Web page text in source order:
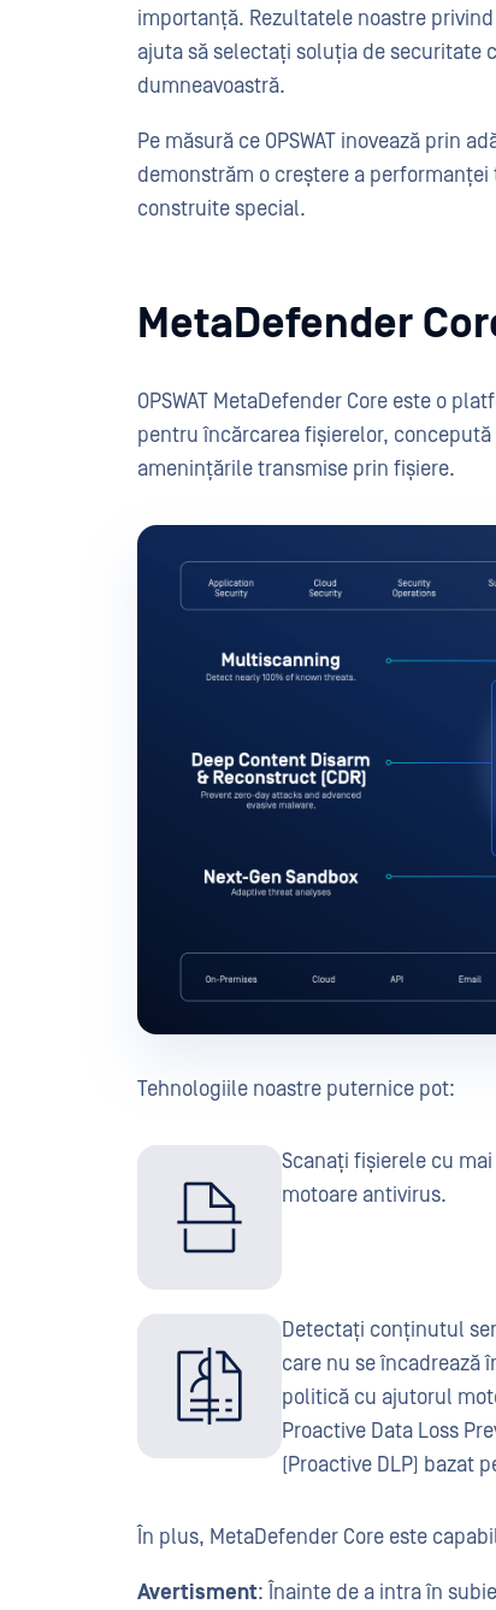
importanță. Rezultatele noastre
ajuta să selectați soluția de securitate
dumneavoastră.
Pe măsură ce OPSWAT inovează prin
demonstrăm o creștere a
construite special.
MetaDefender
OPSWAT MetaDefender Core este o
pentru încărcarea fișierelor,
amenințările transmise prin fișiere.
Tehnologiile noastre puternice pot:
Scanați fișierele cu
motoare antivirus.
Detectați conținutul
care nu se încadrează
politică cu ajutorul
Proactive Data Loss
(Proactive DLP) bazat
În plus, MetaDefender Core este
Avertisment: Înainte de a intra în